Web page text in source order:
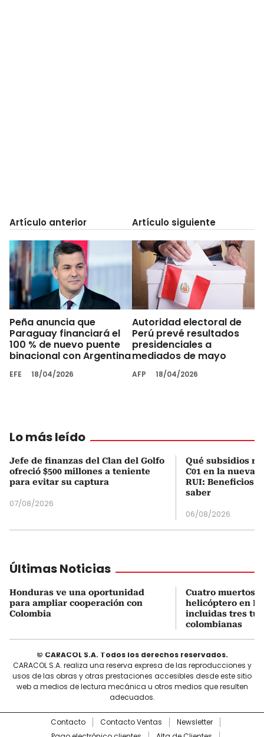
Artículo anterior
Peña anuncia que
Paraguay financiará el
100 % de nuevo puente
binacional con Argentina
EFE 18/04/2026
Artículo siguiente
Autoridad electoral de
Perú prevé resultados
presidenciales a
mediados de mayo
AFP 18/04/2026
Lo más leído
Jefe de finanzas del Clan del Golfo
ofreció $500 millones a teniente
para evitar su captura
07/08/2026
Qué subsidios
C01 en la nueva
RUI: Beneficios
saber
06/08/2026
Últimas Noticias
Honduras ve una oportunidad
para ampliar cooperación con
Colombia
Cuatro muertos
helicóptero en
incluidas tres
colombianas
© CARACOL S.A. Todos los derechos reservados.
CARACOL S.A. realiza una reserva expresa de las reproducciones y
usos de las obras y otras prestaciones accesibles desde este sitio
web a medios de lectura mecánica u otros medios que resulten
adecuados.
Contacto Contacto Ventas
Newsletter